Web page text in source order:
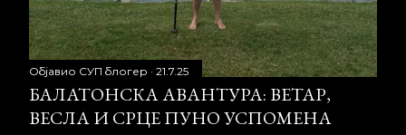
Објавио СУП блогер 21.7.25
БАЛАТОНСКА АВАНТУРА: ВЕТАР,
ВЕСЛА И СРЦЕ ПУНО УСПОМЕНA